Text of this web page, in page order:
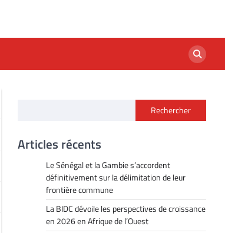
Rechercher
Articles récents
Le Sénégal et la Gambie s’accordent
définitivement sur la délimitation de leur
frontière commune
La BIDC dévoile les perspectives de croissance
en 2026 en Afrique de l’Ouest